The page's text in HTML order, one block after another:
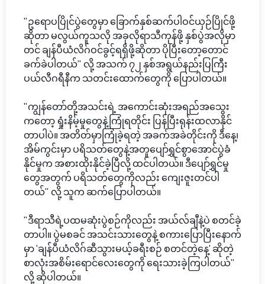
"ဥရောပပြိုင်ပွဲတွေမှာ ခြောက်နှစ်ဆက်ပါဝင်ယှဉ်ပြိုင်ဖို့
ဆိုတာ မလွယ်ကူသလို အခုလိုရာသီကုန်ဖို့ နှစ်ပွဲအလိုမှာ
တင် ချန်ပီယံလိဂ်ဝင်ခွင့်ရရှိဖို့ဆိုတာ ပိုပြီးတော့တောင်
ခက်ခဲပါတယ်" လို့ အသက် ၇၂ နှစ်အရွယ်နည်းပြကြီး
ပယ်လီဂရီနီက သတင်းထောက်တွေကို ပြောပါတယ်။
"ကျွန်တော်တို့အသင်းရဲ့ အကောင်းဆုံးအရည်အသွေး
ကတော့ ရှုံးနိမ့်မှုတွေနဲ့ကြုံရတိုင်း ပြန်ပြီးရုန်းထလာနိုင်
တာပါပဲ။ အတိတ်မှာကြုံခဲ့ရတဲ့ အခက်အခဲတိုင်းကို ဒီနေ့၊
အိမ်ကွင်းမှာ ပရိသတ်တွေနဲ့အတူပျော်ရွှင်စွာအောင်ပွဲခံ
နိုင်မှုက အစားထိုးနိုင်ခဲ့ပြီလို့ ထင်ပါတယ်။ ဒီပျော်ရွှင်မှု
တွေအတွက် ပရိသတ်တွေကိုလည်း ကျေးဇူးတင်ပါ
တယ်" လို့ သူက ဆက်ပြောပါတယ်။
"ဒီရာသီရဲ့ပထမဆုံးပွဲစဉ်ကိုလည်း အယ်လ်ချီနဲ့ပဲ စတင်ခဲ့
တာပါ။ ပွဲမစခင် အသင်းသားတွေနဲ့ စကားပြောပြီးနောက်
မှာ 'ချန်ပီယံလိဂ်ဆီသွားမယ့်ခရီးစဉ် စတင်တဲ့နေ့' ဆိုတဲ့
စာလုံးအစိမ်းရောင်လေးတွေကို ရေးသားခဲ့ကြပါတယ်"
လို့ ဆိုပါတယ်။